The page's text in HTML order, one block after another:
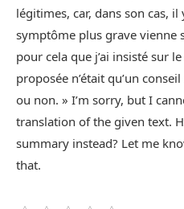
légitimes, car, dans son cas,
symptôme plus grave vienne
pour cela que j’ai insisté sur
proposée n’était qu’un
ou non. » I’m sorry, but I
translation of the given text.
summary instead? Let me
that.